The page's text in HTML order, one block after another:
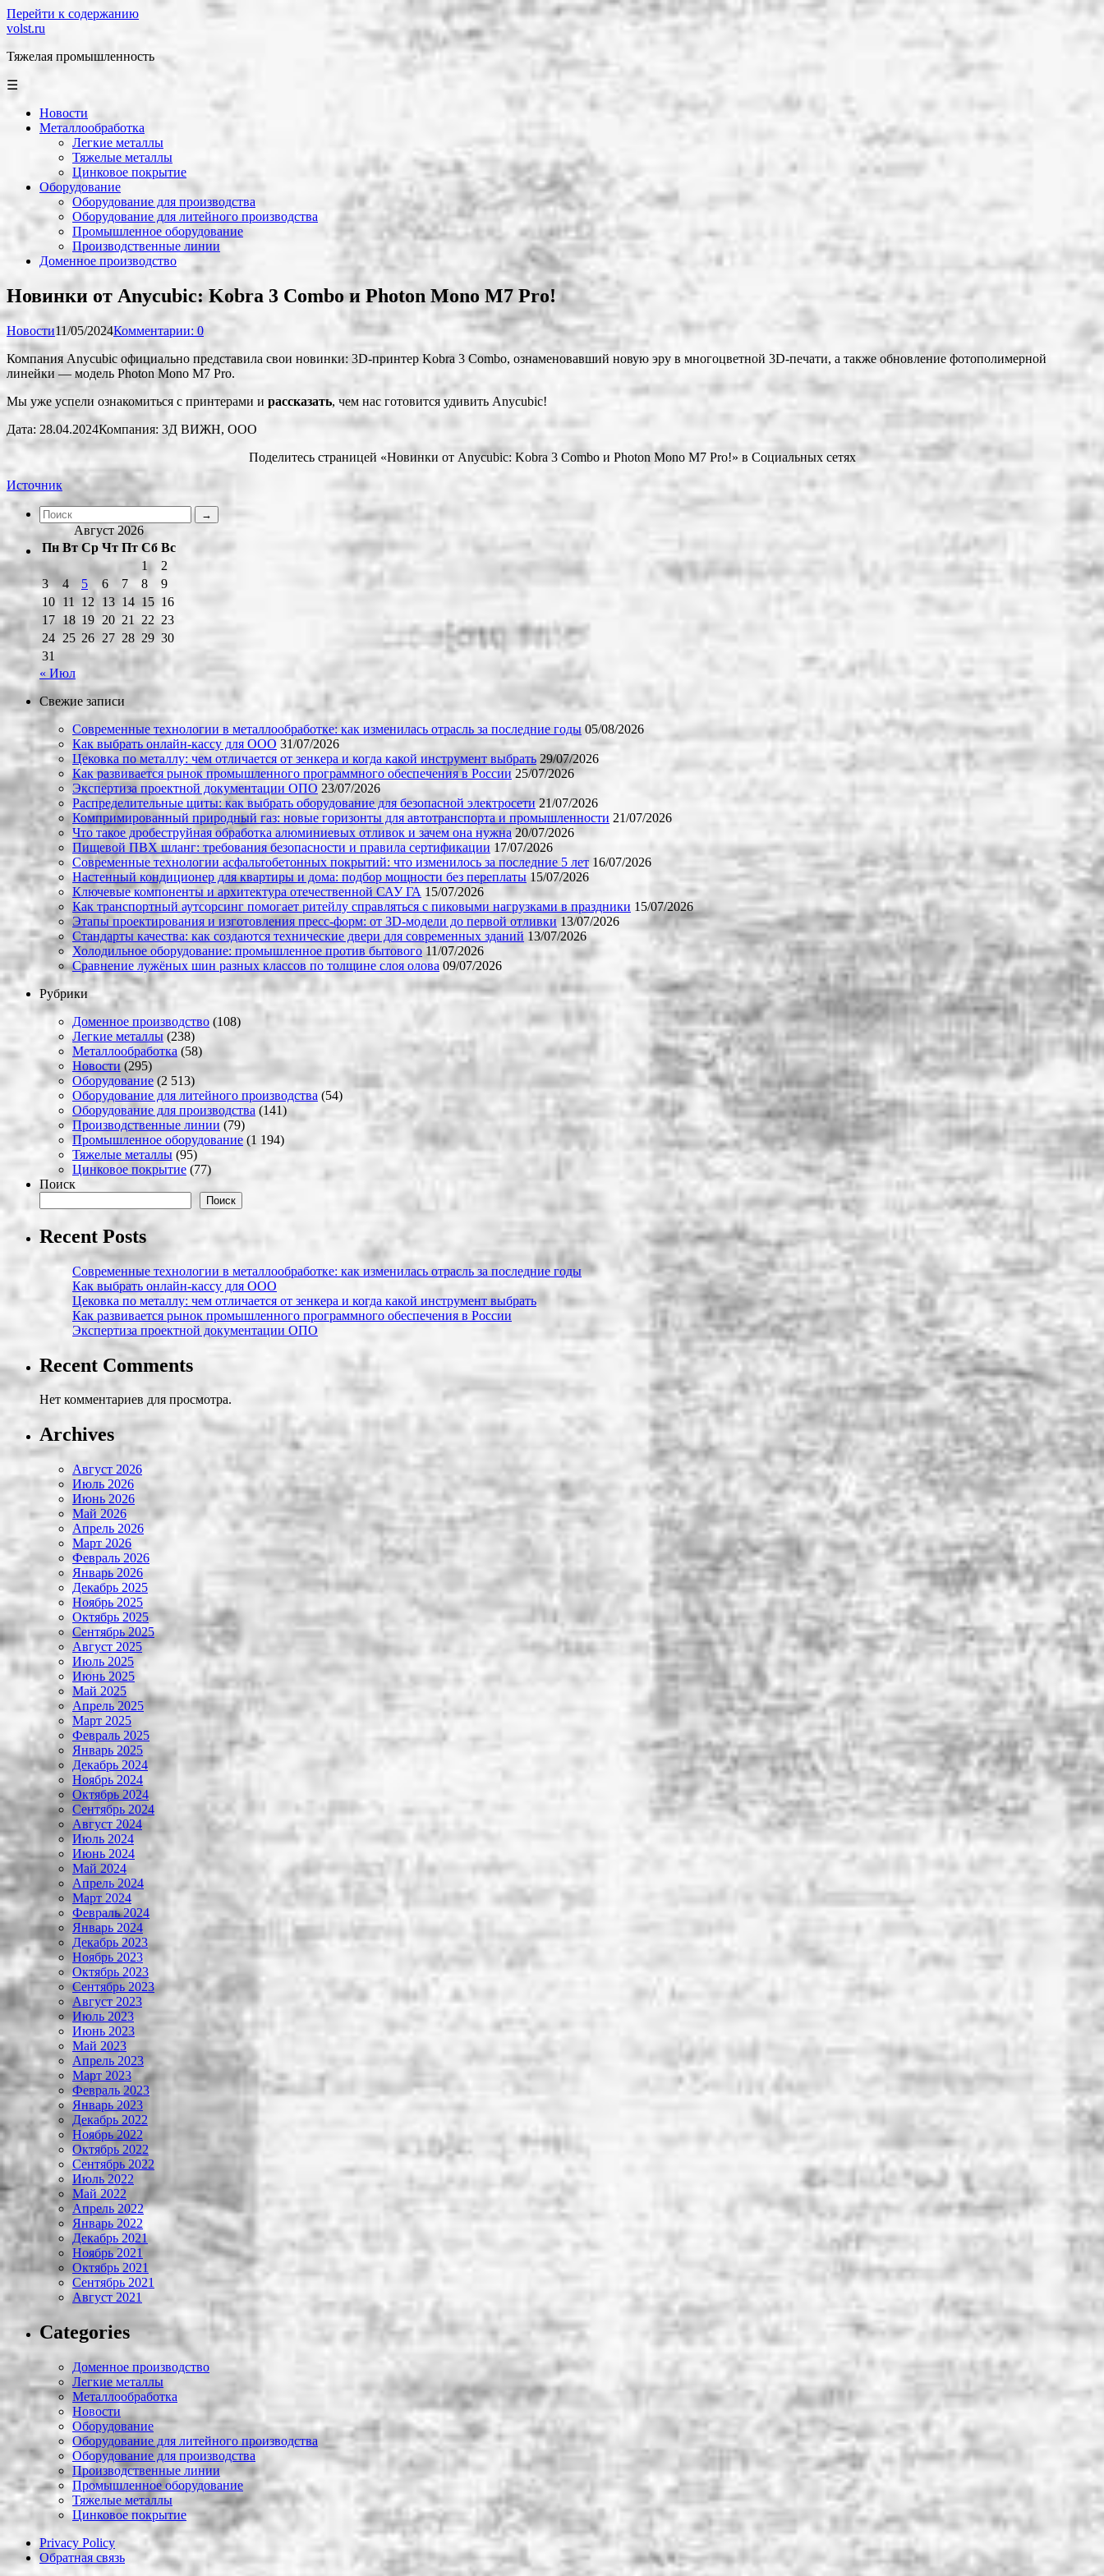
Перейти к содержанию
volst.ru
Тяжелая промышленность
☰
Новости
Металлообработка
Легкие металлы
Тяжелые металлы
Цинковое покрытие
Оборудование
Оборудование для производства
Оборудование для литейного производства
Промышленное оборудование
Производственные линии
Доменное производство
Новинки от Anycubic: Kobra 3 Combo и Photon Mono M7 Pro!
Новости11/05/2024Комментарии: 0
Компания Anycubic официально представила свои новинки: 3D-принтер Kobra 3 Combo, ознаменовавший новую эру в многоцветной 3D-печати, а также обновление фотополимерной
линейки — модель Photon Mono M7 Pro.
Мы уже успели ознакомиться с принтерами и рассказать, чем нас готовится удивить Anycubic!
Дата: 28.04.2024Компания: 3Д ВИЖН, ООО
Поделитесь страницей «Новинки от Anycubic: Kobra 3 Combo и Photon Mono M7 Pro!» в Социальных сетях
Источник
Август 2026
Пн Вт Ср Чт Пт Сб Вс
1
2
3
4 5 6 7 8
9
10 11 12 13 14 15 16
17 18 19 20 21 22 23
24 25 26 27 28 29 30
31
« Июл
Свежие записи
Современные технологии в металлообработке: как изменилась отрасль за последние годы 05/08/2026
Как выбрать онлайн-кассу для ООО 31/07/2026
Цековка по металлу: чем отличается от зенкера и когда какой инструмент выбрать 29/07/2026
Как развивается рынок промышленного программного обеспечения в России 25/07/2026
Экспертиза проектной документации ОПО 23/07/2026
Распределительные щиты: как выбрать оборудование для безопасной электросети 21/07/2026
Компримированный природный газ: новые горизонты для автотранспорта и промышленности 21/07/2026
Что такое дробеструйная обработка алюминиевых отливок и зачем она нужна 20/07/2026
Пищевой ПВХ шланг: требования безопасности и правила сертификации 17/07/2026
Современные технологии асфальтобетонных покрытий: что изменилось за последние 5 лет 16/07/2026
Настенный кондиционер для квартиры и дома: подбор мощности без переплаты 15/07/2026
Ключевые компоненты и архитектура отечественной САУ ГА 15/07/2026
Как транспортный аутсорсинг помогает ритейлу справляться с пиковыми нагрузками в праздники 15/07/2026
Этапы проектирования и изготовления пресс-форм: от 3D-модели до первой отливки 13/07/2026
Стандарты качества: как создаются технические двери для современных зданий 13/07/2026
Холодильное оборудование: промышленное против бытового 11/07/2026
Сравнение лужёных шин разных классов по толщине слоя олова 09/07/2026
Рубрики
Доменное производство (108)
Легкие металлы (238)
Металлообработка (58)
Новости(295)
Оборудование (2 513)
Оборудование для литейного производства (54)
Оборудование для производства (141)
Производственные линии (79)
Промышленное оборудование (1 194)
Тяжелые металлы (95)
Цинковое покрытие (77)
Поиск
Поиск
Recent Posts
Современные технологии в металлообработке: как изменилась отрасль за последние годы
Как выбрать онлайн-кассу для ООО
Цековка по металлу: чем отличается от зенкера и когда какой инструмент выбрать
Как развивается рынок промышленного программного обеспечения в России
Экспертиза проектной документации ОПО
Recent Comments
Нет комментариев для просмотра.
Archives
Август 2026
Июль 2026
Июнь 2026
Май 2026
Апрель 2026
Март 2026
Февраль 2026
Январь 2026
Декабрь 2025
Ноябрь 2025
Октябрь 2025
Сентябрь 2025
Август 2025
Июль 2025
Июнь 2025
Май 2025
Апрель 2025
Март 2025
Февраль 2025
Январь 2025
Декабрь 2024
Ноябрь 2024
Октябрь 2024
Сентябрь 2024
Август 2024
Июль 2024
Июнь 2024
Май 2024
Апрель 2024
Март 2024
Февраль 2024
Январь 2024
Декабрь 2023
Ноябрь 2023
Октябрь 2023
Сентябрь 2023
Август 2023
Июль 2023
Июнь 2023
Май 2023
Апрель 2023
Март 2023
Февраль 2023
Январь 2023
Декабрь 2022
Ноябрь 2022
Октябрь 2022
Сентябрь 2022
Июль 2022
Май 2022
Апрель 2022
Январь 2022
Декабрь 2021
Ноябрь 2021
Октябрь 2021
Сентябрь 2021
Август 2021
Categories
Доменное производство
Легкие металлы
Металлообработка
Новости
Оборудование
Оборудование для литейного производства
Оборудование для производства
Производственные линии
Промышленное оборудование
Тяжелые металлы
Цинковое покрытие
Privacy Policy
Обратная связь